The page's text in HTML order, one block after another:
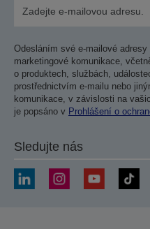
Odesláním své e-mailové
marketingové komunikace,
o produktech, službách,
prostřednictvím e-mailu nebo
komunikace, v závislosti na
je popsáno v Prohlášení o
Sledujte nás